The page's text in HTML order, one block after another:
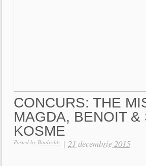
CONCURS: THE
MAGDA, BENOIT
KOSME
Posted by Bindiribli | 21 decembrie 2015